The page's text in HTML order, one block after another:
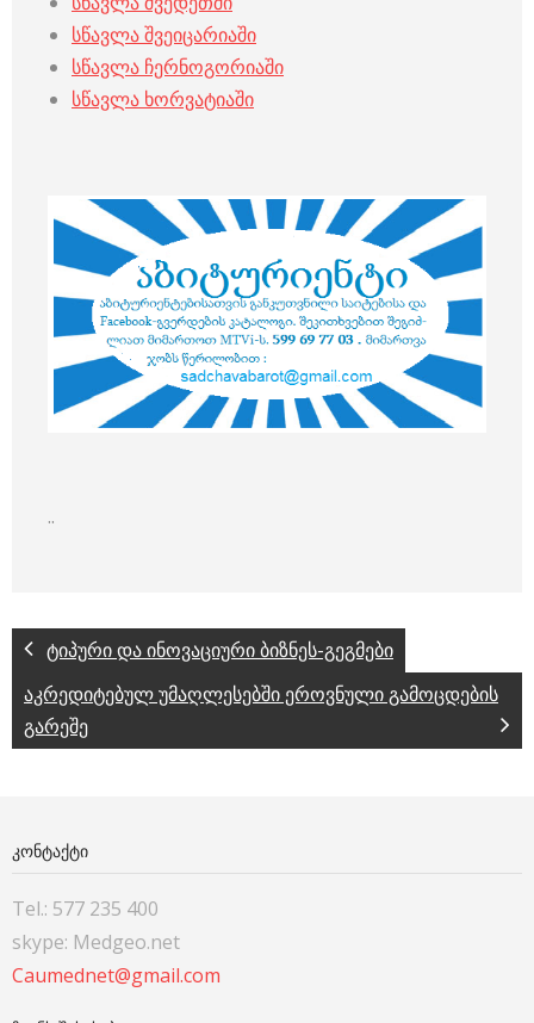
სწავლა შვეიცარიაში
სწავლა ჩერნოგორიაში
სწავლა ხორვატიაში
..
ტიპური და ინოვაციური ბიზნეს-გეგმები
აკრედიტებულ უმაღლესებში ეროვნული გამოცდების
გარეშე
ᲙᲝᲜᲢᲐᲥᲢᲘ
Tel.: 577 235 400
skype: Medgeo.net
Caumednet@gmail.com